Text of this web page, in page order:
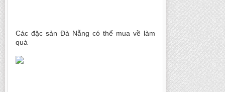
Các đặc sản Đà Nẵng có thể mua về làm
quà